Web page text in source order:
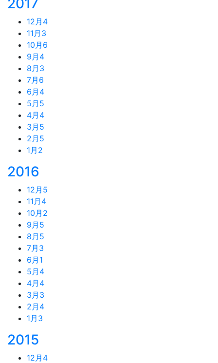
12月 4
11月 3
10月 6
9月 4
8月 3
7月 6
6月 4
5月 5
4月 4
3月 5
2月 5
1月 2
2016
12月 5
11月 4
10月 2
9月 5
8月 5
7月 3
6月 1
5月 4
4月 4
3月 3
2月 4
1月 3
2015
12月 4